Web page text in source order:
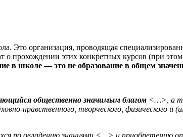
Это организация, проводящая
прохождении этих конкретных курсов (при
в школе — это не образование в общем
общественно значимым благом <…>, а
нравственного, творческого, физического и